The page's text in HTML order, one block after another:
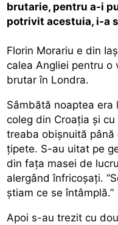
brutarie, pentru a-i
potrivit acestuia, i-a
Florin Morariu e din
calea Angliei pentru o
brutar în Londra.
Sâmbătă noaptea era
coleg din Croația și
treaba obișnuită
țipete. S-au uitat pe
din fața masei de
alergând înfricoșați.
știam ce se întâmplă.”
Apoi s-au trezit cu